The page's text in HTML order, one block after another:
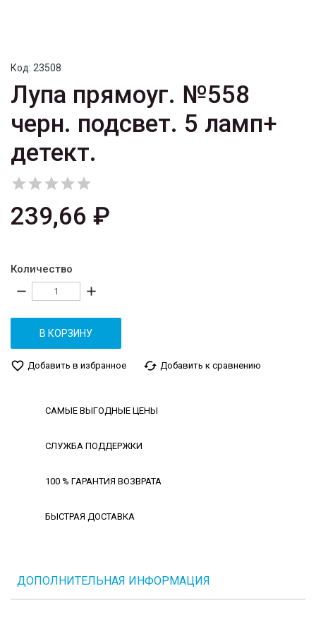
Код: 23508
Лупа прямоуг. №558
черн. подсвет. 5 ламп+
детект.

239,66 ₽
Количество
remove add
В КОРЗИНУ
favorite_border Добавить в избранное cached Добавить к сравнению
САМЫЕ ВЫГОДНЫЕ ЦЕНЫ
СЛУЖБА ПОДДЕРЖКИ
100 % ГАРАНТИЯ ВОЗВРАТА
БЫСТРАЯ ДОСТАВКА
ДОПОЛНИТЕЛЬНАЯ ИНФОРМАЦИЯ